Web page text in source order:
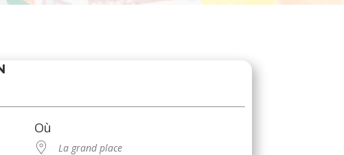
Où
La grand place